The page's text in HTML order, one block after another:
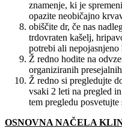
znamenje, ki je
opazite neobičajno
obiščite dr, če nas
trdovraten kašelj,
potrebi ali nepojasnjeno
Ž redno hodite na
organiziranih
Ž redno si pregledujte
vsaki 2 leti na pregled
tem pregledu posvetujte
OSNOVNA NAČELA